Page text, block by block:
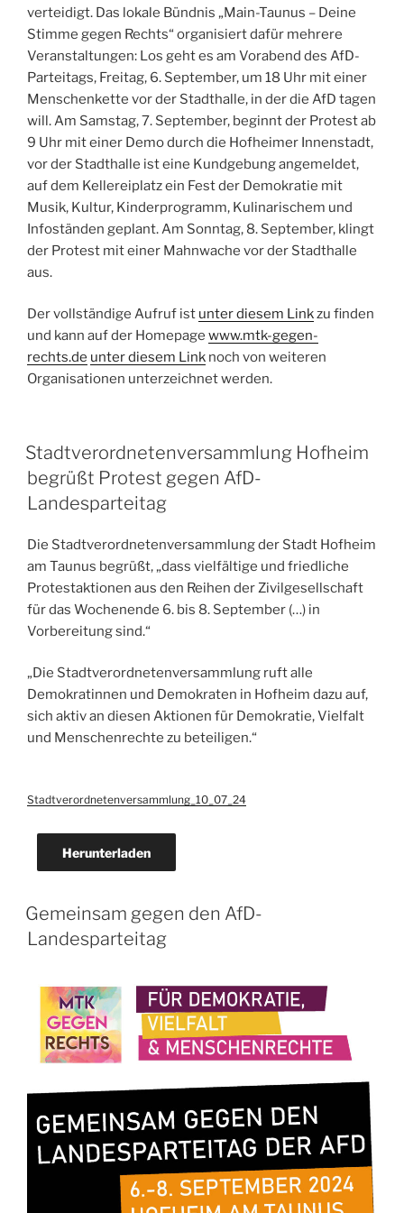
verteidigt. Das lokale Bündnis „Main-Taunus – Deine
Stimme gegen Rechts“ organisiert dafür mehrere
Veranstaltungen: Los geht es am Vorabend des AfD-
Parteitags, Freitag, 6. September, um 18 Uhr mit einer
Menschenkette vor der Stadthalle, in der die AfD tagen
will. Am Samstag, 7. September, beginnt der Protest ab
9 Uhr mit einer Demo durch die Hofheimer Innenstadt,
vor der Stadthalle ist eine Kundgebung angemeldet,
auf dem Kellereiplatz ein Fest der Demokratie mit
Musik, Kultur, Kinderprogramm, Kulinarischem und
Infoständen geplant. Am Sonntag, 8. September, klingt
der Protest mit einer Mahnwache vor der Stadthalle
aus.
Der vollständige Aufruf ist unter diesem Linkzu finden
und kann auf der Homepage www.mtk-gegen-
rechts.de unter diesem Link noch von weiteren
Organisationen unterzeichnet werden.
VERÖFFENTLICHT
AM
Stadtverordnetenversammlung Hofheim
begrüßt Protest gegen AfD-
Landesparteitag
Die Stadtverordnetenversammlung der Stadt Hofheim
am Taunus begrüßt, „dass vielfältige und friedliche
Protestaktionen aus den Reihen der Zivilgesellschaft
für das Wochenende 6. bis 8. September (…) in
Vorbereitung sind.“
„Die Stadtverordnetenversammlung ruft alle
Demokratinnen und Demokraten in Hofheim dazu auf,
sich aktiv an diesen Aktionen für Demokratie, Vielfalt
und Menschenrechte zu beteiligen.“
Stadtverordnetenversammlung_10_07_24
Herunterladen
VERÖFFENTLICHT
AM
Gemeinsam gegen den AfD-
Landesparteitag